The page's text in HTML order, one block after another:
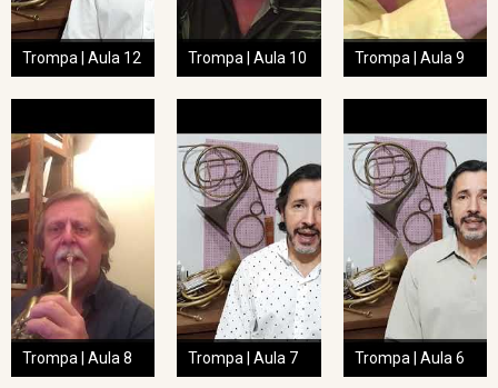
Trompa | Aula 12 Trompa | Aula 10 Trompa | Aula 9
Trompa | Aula 8 Trompa | Aula 7 Trompa | Aula 6